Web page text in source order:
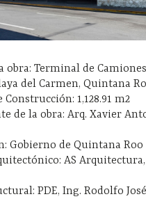
obra: Terminal de Camiones
del Carmen, Quintana
1,128.91 m2
de la obra: Arq. Xavier
Gobierno de Quintana Roo
AS Arquitectura,
PDE, Ing. Rodolfo